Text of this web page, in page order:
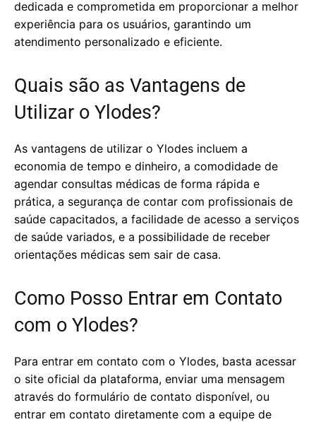
dedicada e comprometida em proporcionar a melhor
experiência para os usuários, garantindo um
atendimento personalizado e eficiente.
Quais são as Vantagens de
Utilizar o Ylodes?
As vantagens de utilizar o Ylodes incluem a
economia de tempo e dinheiro, a comodidade de
agendar consultas médicas de forma rápida e
prática, a segurança de contar com profissionais de
saúde capacitados, a facilidade de acesso a serviços
de saúde variados, e a possibilidade de receber
orientações médicas sem sair de casa.
Como Posso Entrar em Contato
com o Ylodes?
Para entrar em contato com o Ylodes, basta acessar
o site oficial da plataforma, enviar uma mensagem
através do formulário de contato disponível, ou
entrar em contato diretamente com a equipe de